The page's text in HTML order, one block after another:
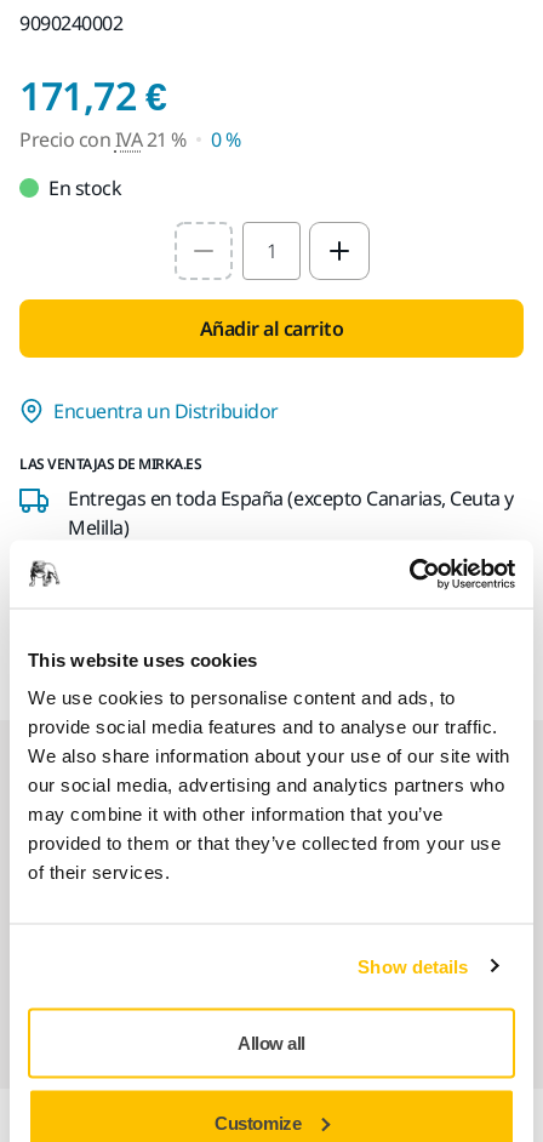
This website uses cookies
We use cookies to personalise content and ads, to
provide social media features and to analyse our traffic.
We also share information about your use of our site with
our social media, advertising and analytics partners who
may combine it with other information that you’ve
provided to them or that they’ve collected from your use
of their services.
Show details
Allow all
Customize
9090240002
171,72 €Precio con IVA 21 %
Precio conIVA21 %
0 %
En stock
Select quantity value
Añadir al carrito
Encuentra un Distribuidor
LAS VENTAJAS DE MIRKA.ES
Entregas en toda España (excepto Canarias, Ceuta y
Melilla)
Envío gratuito para pedidos superiores a 49,90€, IVA
Seguimiento de envío
Nuestros servicios
Servicio Posventa exclusivo de Mirka
Abrasivos y máquinas profesionales para un
acabado impecable